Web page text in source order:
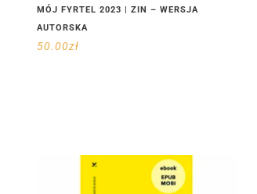
MÓJ FYRTEL 2023 | ZIN – WERSJA
AUTORSKA
50.00zł